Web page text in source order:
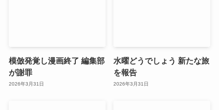
模倣発覚し漫画終了 編集部
が謝罪
2026年3月31日
水曜どうでしょう 新たな旅
を報告
2026年3月31日